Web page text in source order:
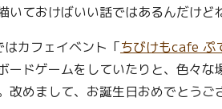
いておけばいい話ではあるんだけど
カフェイベント「ちびけもcafe ぷ
ードゲームをしていたりと、色々
改めまして、お誕生日おめでとうご